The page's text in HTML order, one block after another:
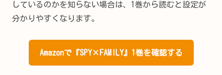
しているのかを知らない場合は、1巻から読むと設定が
分かりやすくなります。
Amazonで『SPY×FAMILY』1巻を確認する